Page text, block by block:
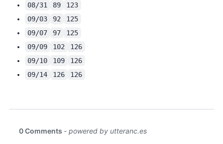
08/31
89
123
09/03
92
125
09/07
97
125
09/09
102
126
09/10
109
126
09/14
126 126